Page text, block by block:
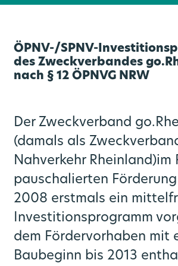
ÖPNV-/SPNV-
des Zweckverbandes
nach § 12 ÖPNVG NRW
Der Zweckverband
(damals als
Nahverkehr Rheinland)im
pauschalierten Förderung
2008 erstmals ein
Investitionsprogramm
dem Fördervorhaben mit
Baubeginn bis 2013